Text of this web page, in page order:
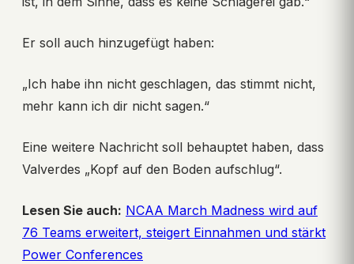
Er soll auch hinzugefügt haben:
„Ich habe ihn nicht geschlagen, das stimmt nicht,
mehr kann ich dir nicht sagen.“
Eine weitere Nachricht soll behauptet haben, dass
Valverdes „Kopf auf den Boden aufschlug“.
Lesen Sie auch: NCAA March Madness wird auf
76 Teams erweitert, steigert Einnahmen und stärkt
Power Conferences